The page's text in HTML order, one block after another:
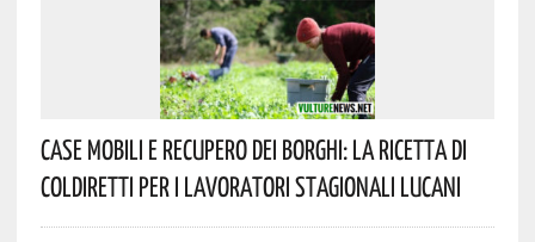
Case Mobili E Recupero Dei Borghi: La Ricetta Di
Coldiretti Per I Lavoratori Stagionali Lucani